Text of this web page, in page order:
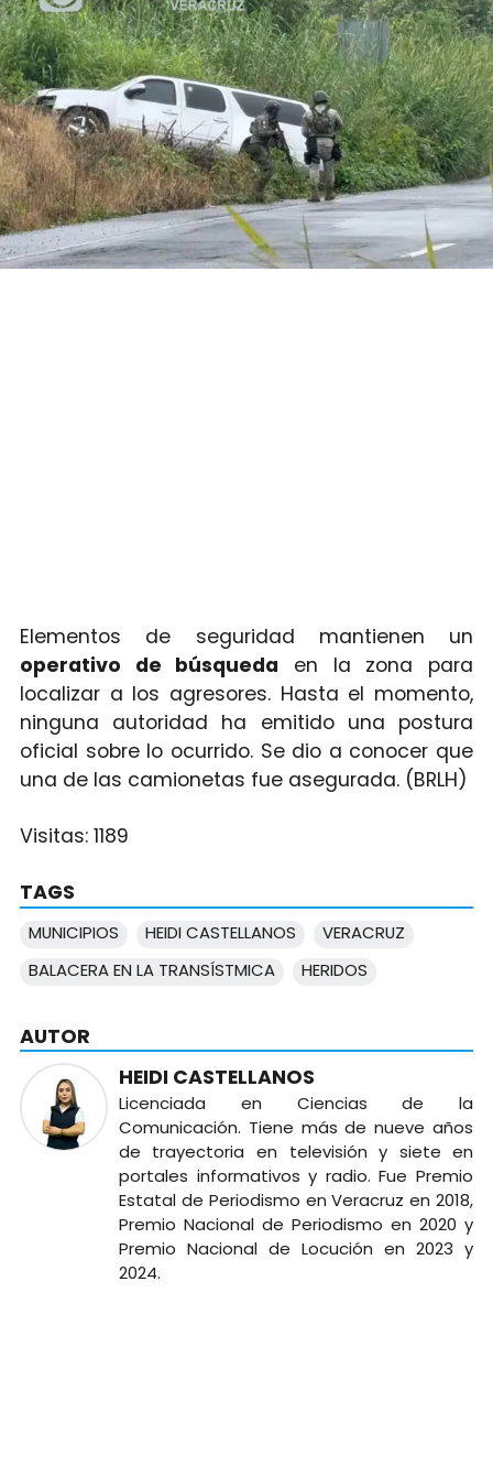
Elementos de seguridad mantienen un
operativo de búsqueda en la zona para
localizar a los agresores. Hasta el momento,
ninguna autoridad ha emitido una postura
oficial sobre lo ocurrido. Se dio a conocer que
una de las camionetas fue asegurada. (BRLH)
Visitas: 1189
TAGS
MUNICIPIOS HEIDI CASTELLANOS
VERACRUZ
BALACERA EN LA TRANSÍSTMICA
HERIDOS
AUTOR
HEIDI CASTELLANOS
Licenciada en Ciencias de la
Comunicación. Tiene más de nueve años
de trayectoria en televisión y siete en
portales informativos y radio. Fue Premio
Estatal de Periodismo en Veracruz en 2018,
Premio Nacional de Periodismo en 2020 y
Premio Nacional de Locución en 2023 y
2024.